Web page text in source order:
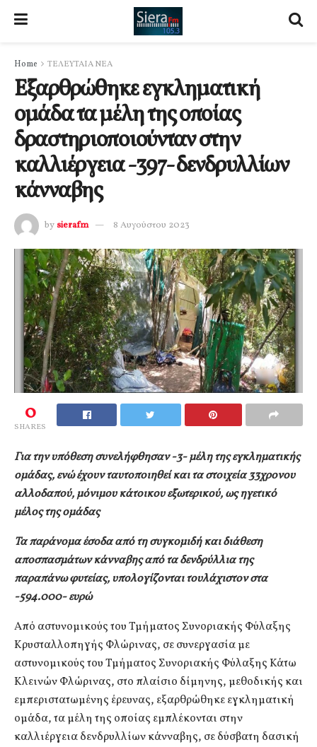
Home ΤΕΛΕΥΤΑΙΑ ΝΕΑ
Εξαρθρώθηκε εγκληματική
ομάδα τα μέλη της οποίας
δραστηριοποιούνταν στην
καλλιέργεια -397- δενδρυλλίων
κάνναβης
by sierafm 8 Αυγούστου 2023
0
SHARES
Για την υπόθεση συνελήφθησαν -3- μέλη της εγκληματικής
ομάδας, ενώ έχουν ταυτοποιηθεί και τα στοιχεία 33χρονου
αλλοδαπού, μόνιμου κάτοικου εξωτερικού, ως ηγετικό
μέλος της ομάδας
Τα παράνομα έσοδα από τη συγκομιδή και διάθεση
αποσπασμάτων κάνναβης από τα δενδρύλλια της
παραπάνω φυτείας, υπολογίζονται τουλάχιστον στα
-594.000- ευρώ
Από αστυνομικούς του Τμήματος Συνοριακής Φύλαξης
Κρυσταλλοπηγής Φλώρινας, σε συνεργασία με
αστυνομικούς του Τμήματος Συνοριακής Φύλαξης Κάτω
Κλεινών Φλώρινας, στο πλαίσιο δίμηνης, μεθοδικής και
εμπεριστατωμένης έρευνας, εξαρθρώθηκε εγκληματική
ομάδα, τα μέλη της οποίας εμπλέκονται στην
καλλιέργεια δενδρυλλίων κάνναβης, σε δύσβατη δασική